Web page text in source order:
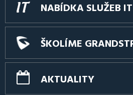
NABÍDKA SLUŽEB IT
ŠKOLÍME
AKTUALITY